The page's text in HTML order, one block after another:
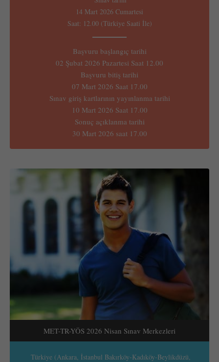
14 Mart 2026 Cumartesi
Saat: 12.00 (Türkiye Saati İle)
Başvuru başlangıç tarihi
02 Şubat 2026 Pazartesi Saat 12.00
Başvuru bitiş tarihi
07 Mart 2026 Saat 17.00
Sınav giriş kartlarının yayınlanma tarihi
10 Mart 2026 Saat 17.00
Sonuç açıklanma tarihi
30 Mart 2026 saat 17.00
MET-TR-YÖS 2026 Nisan Sınav Merkezleri
Türkiye (Ankara, İstanbul Bakırköy-Kadıköy-Beylikdüzü,